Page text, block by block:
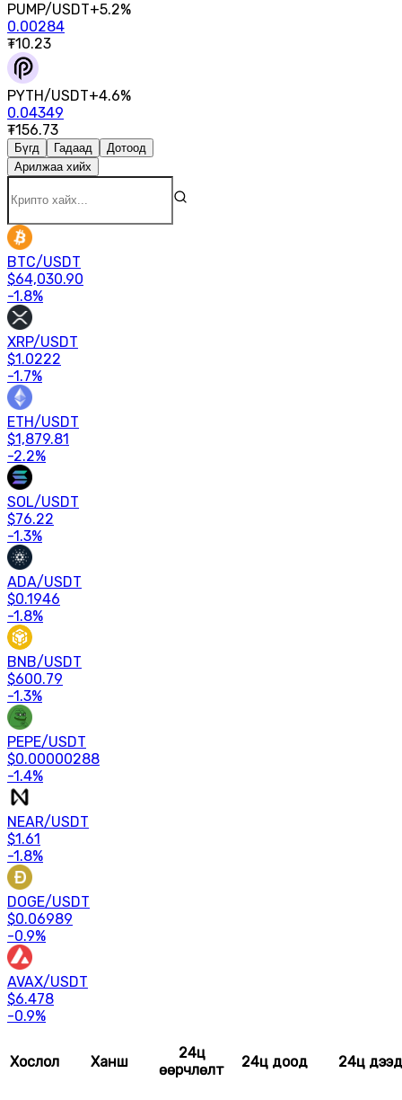
PUMP/USDT+5.2%
0.00284
₮10.23
PYTH/USDT+4.6%
0.04349
₮156.73
Бүгд Гадаад
Дотоод
Арилжаа хийх
BTC/USDT
$64,030.90
-1.8%
XRP/USDT
$1.0222
-1.7%
ETH/USDT
$1,879.81
-2.2%
SOL/USDT
$76.22
-1.3%
ADA/USDT
$0.1946
-1.8%
BNB/USDT
$600.79
-1.3%
PEPE/USDT
$0.00000288
-1.4%
NEAR/USDT
$1.61
-1.8%
DOGE/USDT
$0.06989
-0.9%
AVAX/USDT
$6.478
-0.9%
Хослол Ханш
24ц
өөрчлөлт
24ц доод 24ц дээд